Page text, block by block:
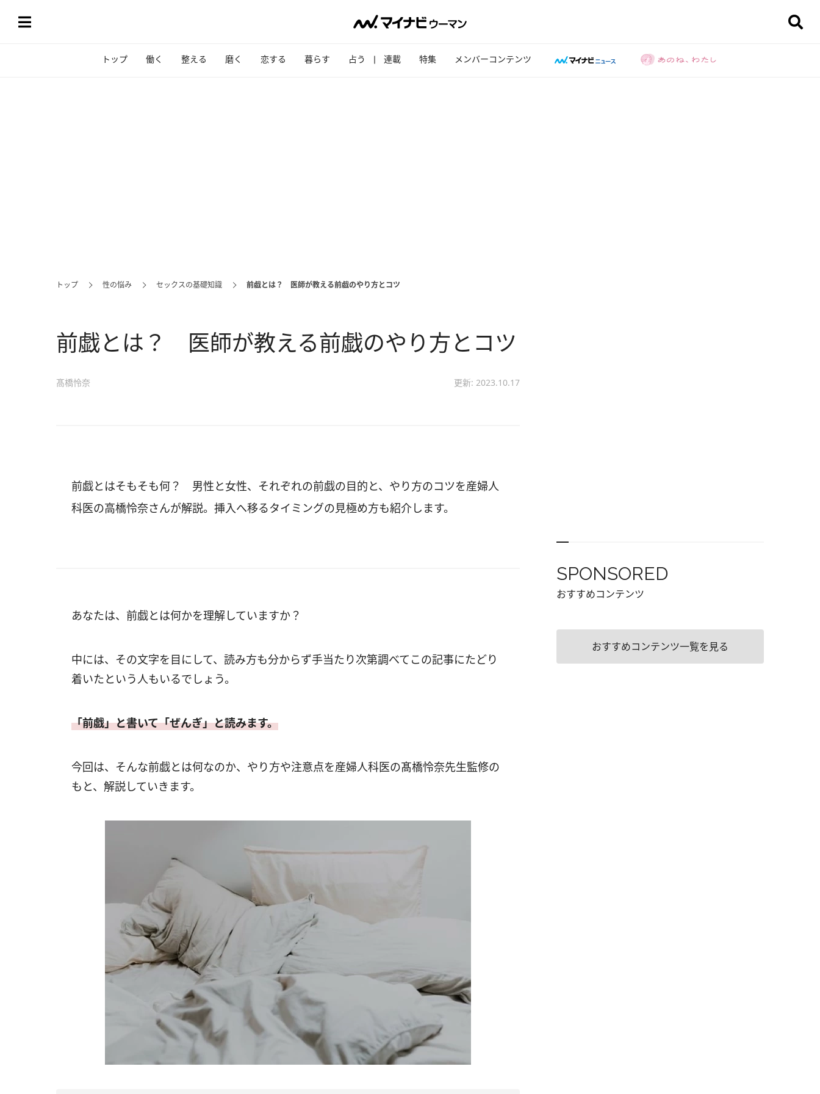
トップ 働く 整える 磨く 恋する 暮らす 占う 連載 特集 メンバーコンテンツ
トップ 性の悩み セックスの基礎知識 前戯とは？ 医師が教える前戯のやり方とコツ
前戯とは？ 医師が教える前戯のやり方とコツ
髙橋怜奈 更新: 2023.10.17
前戯とはそもそも何？ 男性と女性、それぞれの前戯の目的と、やり方のコツを産婦人
科医の高橋怜奈さんが解説。挿入へ移るタイミングの見極め方も紹介します。
あなたは、前戯とは何かを理解していますか？
中には、その文字を目にして、読み方も分からず手当たり次第調べてこの記事にたどり
着いたという人もいるでしょう。
「前戯」と書いて「ぜんぎ」と読みます。
今回は、そんな前戯とは何なのか、やり方や注意点を産婦人科医の髙橋怜奈先生監修の
もと、解説していきます。
SPONSORED
おすすめコンテンツ
おすすめコンテンツ一覧を見る